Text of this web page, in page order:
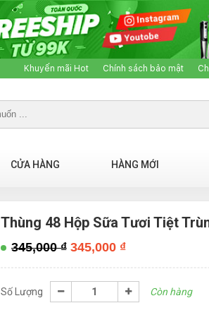
Khuyến mãi Hot Chính sách bảo mật
CỬA HÀNG HÀNG MỚI
Thùng 48 Hộp Sữa Tươi Tiệt
345,000₫345,000 ₫
Số Lượng Còn hàng